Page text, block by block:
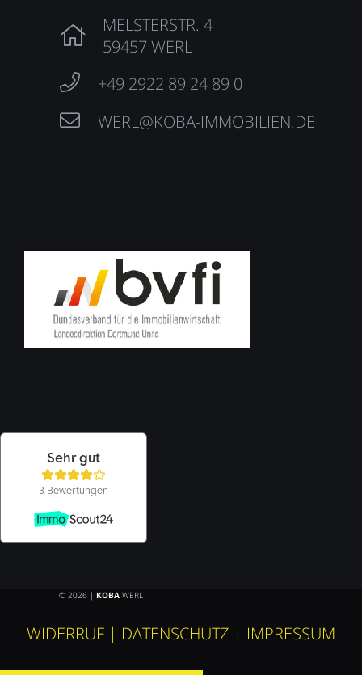
MELSTERSTR. 4
59457 WERL
+49 2922 89 24 89 0
WERL@KOBA-IMMOBILIEN.DE
© 2026 | KOBA WERL
WIDERRUF | DATENSCHUTZ | IMPRESSUM